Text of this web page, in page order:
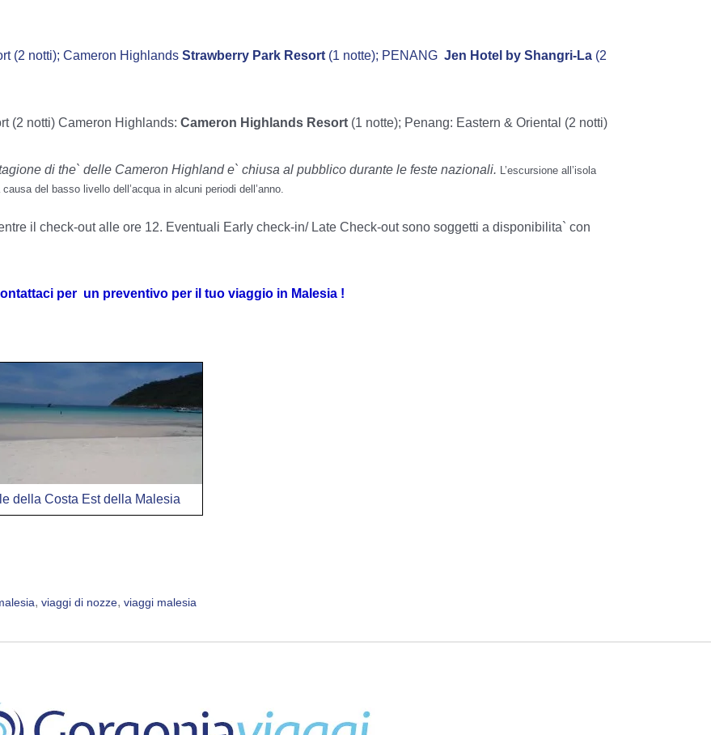
(2 notti); Cameron Highlands Strawberry Park Resort (1 notte); PENANG Jen Hotel by Shangri-La (2
(2 notti) Cameron Highlands: Cameron Highlands Resort (1 notte); Penang: Eastern & Oriental (2 notti)
di the` delle Cameron Highland e` chiusa al pubblico durante le feste nazionali. L’escursione all’isola
del basso livello dell’acqua in alcuni periodi dell’anno.
il check-out alle ore 12. Eventuali Early check-in/ Late Check-out sono soggetti a disponibilita` con
per un preventivo per il tuo viaggio in Malesia !
della Costa Est della Malesia
, viaggi di nozze, viaggi malesia